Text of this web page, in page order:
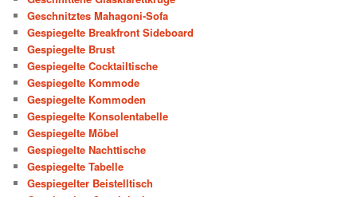
Geschnitztes Mahagoni-Sofa
Gespiegelte Breakfront Sideboard
Gespiegelte Brust
Gespiegelte Cocktailtische
Gespiegelte Kommode
Gespiegelte Kommoden
Gespiegelte Konsolentabelle
Gespiegelte Möbel
Gespiegelte Nachttische
Gespiegelte Tabelle
Gespiegelter Beistelltisch